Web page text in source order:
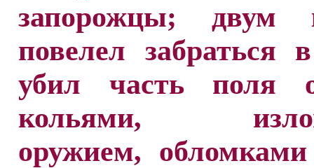
запорожцы; двум
повелел забраться
убил часть поля
кольями,
оружием,